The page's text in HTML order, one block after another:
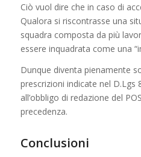
Ciò vuol dire che in caso di
Qualora si riscontrasse una
squadra composta da più
essere inquadrata come una
Dunque diventa pienamente
prescrizioni indicate nel D.Lgs
all’obbligo di redazione del
precedenza.
Conclusioni